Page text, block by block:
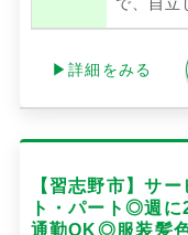
で、自立
▶詳細をみる
【習志野市】サ
ト・パート◎週
通勤OK◎服装髪